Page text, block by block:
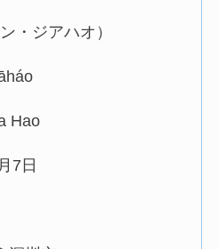
・ジアハオ）
Hao
7日